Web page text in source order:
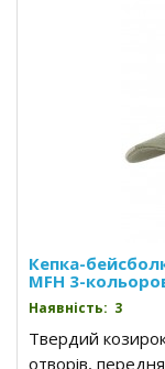
Кепка-
MFH 3-
Наявність: 3
Твердий
отворів,